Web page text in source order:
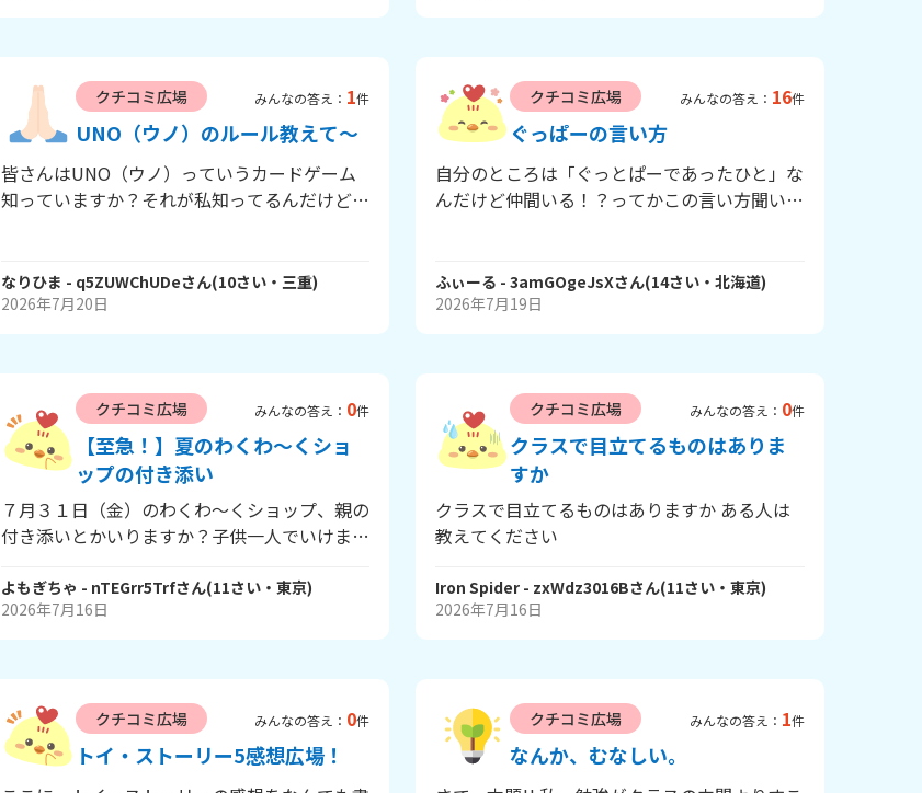
クチコミ広場 みんなの答え： 1件
UNO（ウノ）のルール教えて～
皆さんはUNO（ウノ）っていうカードゲーム
知っていますか？それが私知ってるんだけど最
ことで回答お願いします。 バイバーイ
なりひま - q5ZUWChUDeさん(10さい・ 三重)
2026年7月20日
クチコミ広場 みんなの答え： 16件
ぐっぱーの言い方
自分のところは「ぐっとぱーであったひと」な
んだけど仲間いる！？ってかこの言い方聞いた
ふぃーる - 3amGOgeJsXさん(14さい・北海道)
2026年7月19日
クチコミ広場 みんなの答え： 0件
【至急！】夏のわくわ～くショ
ップの付き添い
７月３１日（金）のわくわ～くショップ、親の
付き添いとかいりますか？子供一人でいけます
よもぎちゃ - nTEGrr5Trfさん(11さい・ 東京)
2026年7月16日
クチコミ広場 みんなの答え： 0件
クラスで目立てるものはありま
すか
クラスで目立てるものはありますか ある人は
教えてください
Iron Spider - zxWdz3016Bさん(11さい・東京)
2026年7月16日
クチコミ広場 みんなの答え： 0件
トイ・ストーリー5感想広場！
クチコミ広場 みんなの答え： 1件
なんか、むなしい。